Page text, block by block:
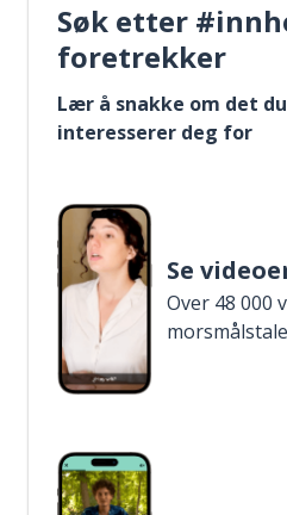
Søk etter
foretrekker
Lær å snakke om det
interesserer deg for
Se
Over 48 000